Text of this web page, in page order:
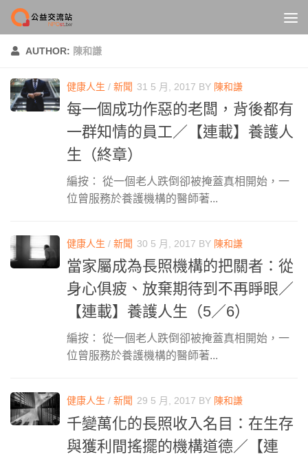
Skip to content
AUTHOR: 陳和謙
健康人生 / 新聞 31 5 月, 2017 BY 陳和謙
每一個成功作惡的老闆，背後都有
一群知情的員工／【連載】養護人
生（終章）
編按： 從一個老人跌倒卻被掩蓋真相開始，一
位曾服務於養護機構的醫師著...
健康人生 / 新聞 30 5 月, 2017 BY 陳和謙
當家屬成為長照機構的把關者：從
身心俱疲、放棄期待到不再睜眼／
【連載】養護人生（5／6）
編按： 從一個老人跌倒卻被掩蓋真相開始，一
位曾服務於養護機構的醫師著...
健康人生 / 新聞 29 5 月, 2017 BY 陳和謙
千變萬化的長照收入名目：在生存
與獲利間搖擺的機構道德／【連